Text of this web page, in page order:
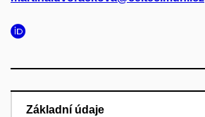
Základní údaje